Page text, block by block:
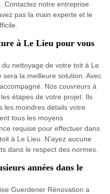
Contactez notre entreprise
pas la main experte et le
à Le Lieu pour vous
nettoyage de votre toit à Le
la meilleure solution. Avec
Nos couvreurs à
étapes de votre projet. Ils
les moindres détails votre
tous les moyens
requise pour effectuer dans
à Le Lieu. N’ayez aucune
dans le respect des normes.
années dans le
Guerdener Rénovation a